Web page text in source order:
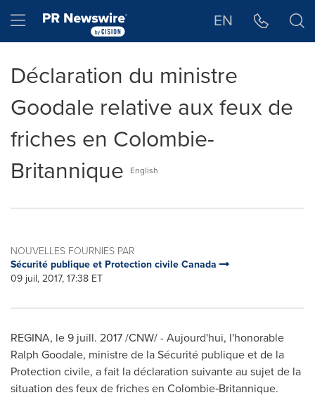
Hamburger menu EN
Déclaration du ministre
Goodale relative aux feux de
friches en Colombie-
Britannique
English
NOUVELLES FOURNIES PAR
Sécurité publique et Protection civile Canada
09 juil, 2017, 17:38 ET
REGINA, le 9 juill. 2017 /CNW/ - Aujourd'hui, l'honorable
Ralph Goodale, ministre de la Sécurité publique et de la
Protection civile, a fait la déclaration suivante au sujet de la
situation des feux de friches en Colombie‑Britannique.